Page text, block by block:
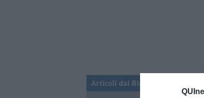
Articoli dal Blog “Pagine